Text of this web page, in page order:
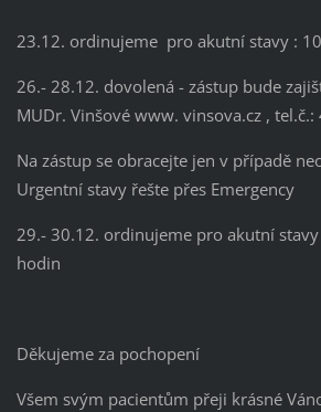
23.12. ordinujeme pro akutní stavy :
26.- 28.12. dovolená - zástup bude
MUDr. Vinšové www. vinsova.cz ,
Na zástup se obracejte jen v případě
Urgentní stavy řešte přes Emergency
29.- 30.12. ordinujeme pro akutní
hodin
Děkujeme za pochopení
Všem svým pacientům přeji krásné